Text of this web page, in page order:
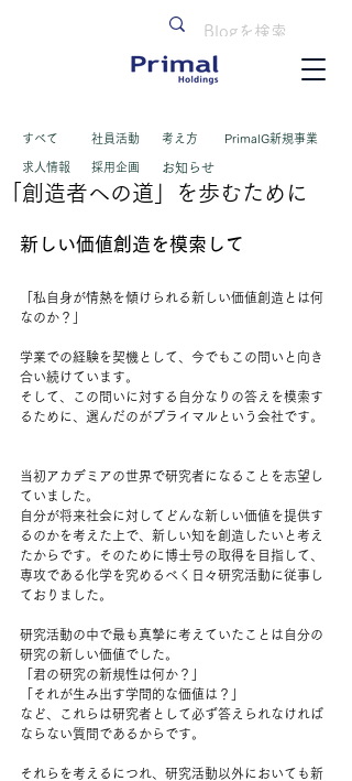
すべて
求人情報
​社員活動 考え方 PrimalG新規事業
採用企画 お知らせ
「創造者への道」を歩むために
新しい価値創造を模索して
「私自身が情熱を傾けられる新しい価値創造とは何
なのか？」
学業での経験を契機として、今でもこの問いと向き
合い続けています。
そして、この問いに対する自分なりの答えを模索す
るために、選んだのがプライマルという会社です。
当初アカデミアの世界で研究者になることを志望し
ていました。
自分が将来社会に対してどんな新しい価値を提供す
るのかを考えた上で、新しい知を創造したいと考え
たからです。そのために博士号の取得を目指して、
専攻である化学を究めるべく日々研究活動に従事し
ておりました。
研究活動の中で最も真摯に考えていたことは自分の
研究の新しい価値でした。
「君の研究の新規性は何か？」
「それが生み出す学問的な価値は？」
など、これらは研究者として必ず答えられなければ
ならない質問であるからです。
それらを考えるにつれ、研究活動以外においても新